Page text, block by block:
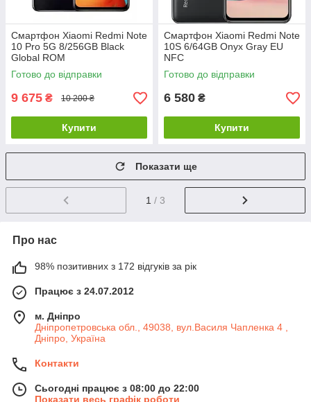
Смартфон Xiaomi Redmi Note
10 Pro 5G 8/256GB Black
Global ROM
Готово до відправки
9 675 ₴ 10 200 ₴
Купити
Смартфон Xiaomi Redmi Note
10S 6/64GB Onyx Gray EU
NFC
Готово до відправки
6 580 ₴
Купити
Показати ще
1 / 3
Про нас
98% позитивних з 172 відгуків за рік
Працює з 24.07.2012
м. Дніпро
Дніпропетровська обл., 49038, вул.Василя Чапленка 4 ,
Дніпро, Україна
Контакти
Сьогодні працює з 08:00 до 22:00
Показати весь графік роботи